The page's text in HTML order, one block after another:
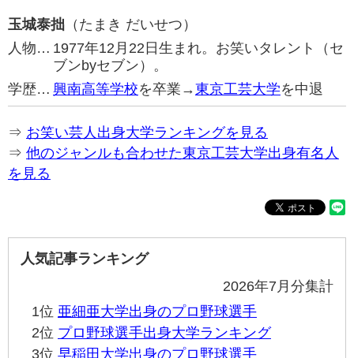
玉城泰拙 （たまき だいせつ）
人物… 1977年12月22日生まれ。お笑いタレント（セ
ブンbyセブン）。
学歴… 興南高等学校を卒業→東京工芸大学を中退
⇒ お笑い芸人出身大学ランキングを見る
⇒ 他のジャンルも合わせた東京工芸大学出身有名人
を見る
人気記事ランキング
2026年7月分集計
1位 亜細亜大学出身のプロ野球選手
2位 プロ野球選手出身大学ランキング
3位 早稲田大学出身のプロ野球選手